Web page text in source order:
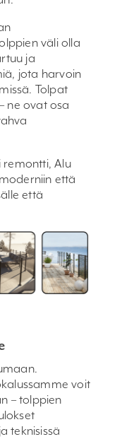
väli olla
ja
jota harvoin
Tolpat
ne ovat osa
remontti, Alu
että
että
voit
– tolppien
teknisissä